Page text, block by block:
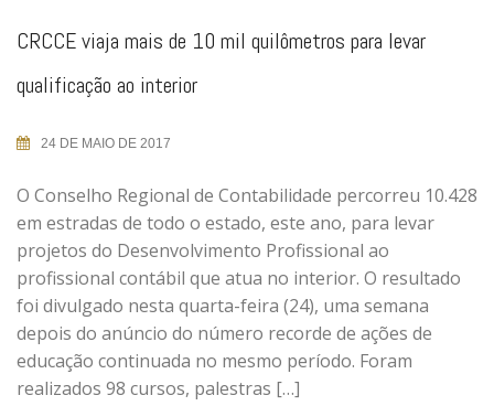
CRCCE viaja mais de 10 mil quilômetros para levar
qualificação ao interior
24 DE MAIO DE 2017
O Conselho Regional de Contabilidade percorreu 10.428
em estradas de todo o estado, este ano, para levar
projetos do Desenvolvimento Profissional ao
profissional contábil que atua no interior. O resultado
foi divulgado nesta quarta-feira (24), uma semana
depois do anúncio do número recorde de ações de
educação continuada no mesmo período. Foram
realizados 98 cursos, palestras […]